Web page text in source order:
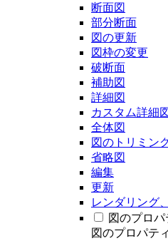
断面図
部分断面
図の更新
図枠の変更
破断面
補助図
詳細図
カスタム詳細図
全体図
図のトリミン
省略図
編集
更新
レンダリング
図のプロパ
図のプロパティ